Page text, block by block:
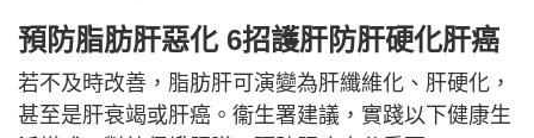
預防脂肪肝惡化 6招護肝防肝硬化肝癌
若不及時改善，脂肪肝可演變為肝纖維化、肝硬化，
甚至是肝衰竭或肝癌。衞生署建議，實踐以下健康生